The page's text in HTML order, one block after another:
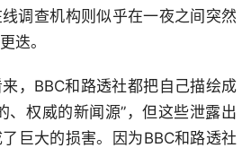
调查机构则似乎在一夜之间突然
迭。
，BBC和路透社都把自己描绘成
、权威的新闻源”，但这些泄露出
巨大的损害。因为BBC和路透社